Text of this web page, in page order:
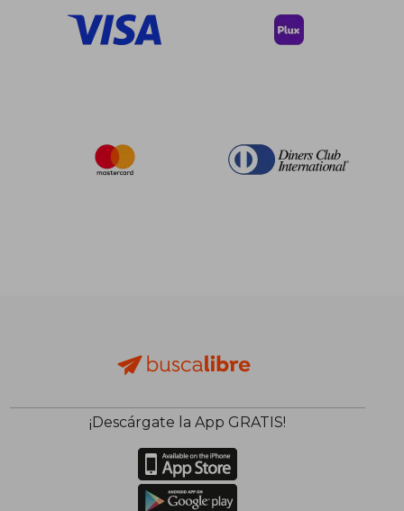
45% $ 171.47
$ 94.31
45%
dcto.
¡Descárgate la App GRATIS!